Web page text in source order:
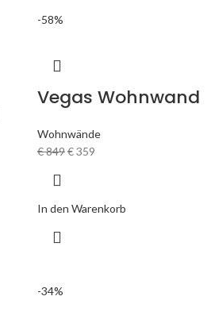
-58%
Vegas Wohnwand
Wohnwände
€849€359
In den Warenkorb
-34%